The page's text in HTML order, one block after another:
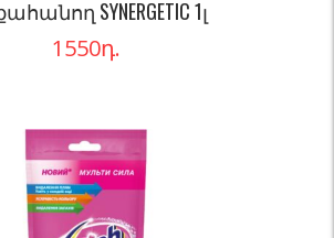
SYNERGETIC 1լ
1550դ.